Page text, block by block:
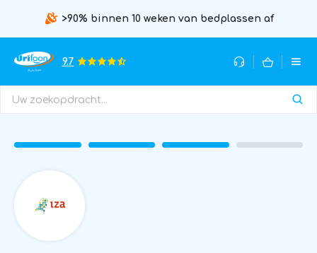
>90% binnen 10 weken van bedplassen af
9.7